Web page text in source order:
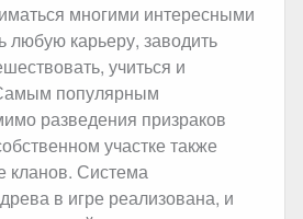
многими интересными
карьеру, заводить
учиться и
популярным
разведения призраков
участке также
кланов. Система
в игре реализована, и